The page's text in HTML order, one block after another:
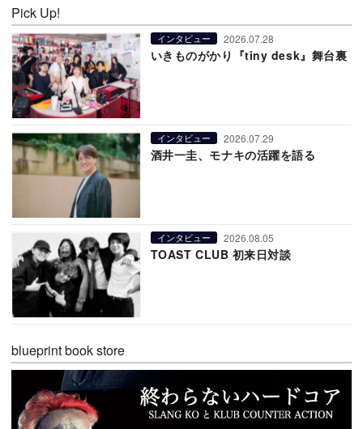
Pick Up!
インタビュー 2026.07.28
いきものがかり『tiny desk』舞台裏
インタビュー 2026.07.29
酒井一圭、モナキの活躍を語る
インタビュー 2026.08.05
TOAST CLUB 初来日対談
blueprint book store